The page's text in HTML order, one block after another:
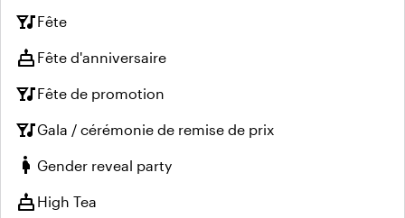
nightlifeFête
cake Fête d'anniversaire
nightlifeFête de promotion
nightlifeGala / cérémonie de remise de prix
pregnant_woman Gender reveal party
cake High Tea